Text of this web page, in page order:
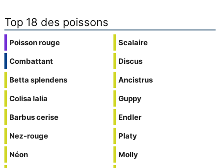
Top 18 des poissons
Poisson rouge
Combattant
Betta splendens
Colisa lalia
Barbus cerise
Nez-rouge
Néon
Scalaire
Discus
Ancistrus
Guppy
Endler
Platy
Molly